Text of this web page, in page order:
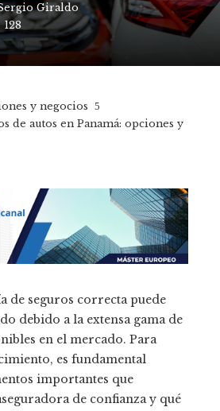
Giraldo
128
y negocios
de autos en Panamá: opciones y
de seguros correcta puede
debido a la extensa gama de
en el mercado. Para
es fundamental
importantes que
de confianza y qué